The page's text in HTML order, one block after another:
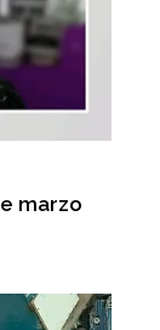
marzo